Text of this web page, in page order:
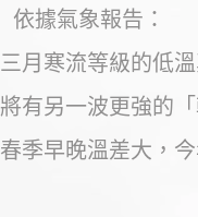
​ ​ 依據氣象報告：
三月寒流等級的低
將有另一波更強的
春季早晚溫差大，